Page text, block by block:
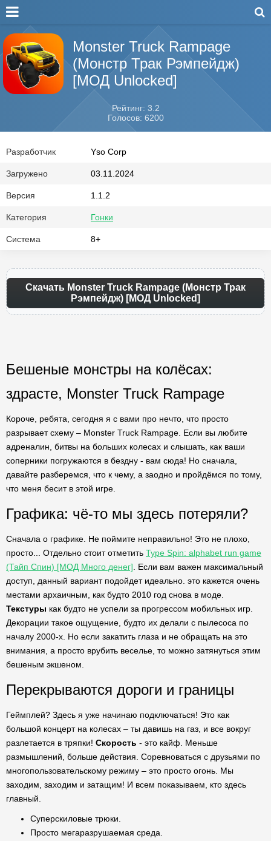
Monster Truck Rampage
(Монстр Трак Рэмпейдж)
[МОД Unlocked]
Рейтинг: 3.2
Голосов: 6200
Разработчик Yso Corp
Загружено 03.11.2024
Версия 1.1.2
Категория Гонки
Система 8+
Скачать Monster Truck Rampage (Монстр Трак
Рэмпейдж) [МОД Unlocked]
Бешеные монстры на колёсах:
здрасте, Monster Truck Rampage
Короче, ребята, сегодня я с вами про нечто, что просто
разрывает схему – Monster Truck Rampage. Если вы любите
адреналин, битвы на больших колесах и слышать, как ваши
соперники погружаются в бездну - вам сюда! Но сначала,
давайте разберемся, что к чему, а заодно и пройдёмся по тому,
что меня бесит в этой игре.
Графика: чё-то мы здесь потеряли?
Сначала о графике. Не поймите неправильно! Это не плохо,
просто... Отдельно стоит отметить Type Spin: alphabet run game
(Тайп Спин) [МОД Много денег] . Если вам важен максимальный
доступ, данный вариант подойдет идеально. это кажется очень
местами архаичным, как будто 2010 год снова в моде.
Текстуры как будто не успели за прогрессом мобильных игр.
Декорации такое ощущение, будто их делали с пылесоса по
началу 2000-х. Но если закатить глаза и не обращать на это
внимания, а просто врубить веселье, то можно затянуться этим
бешеным экшеном.
Перекрываются дороги и границы
Геймплей? Здесь я уже начинаю подключаться! Это как
большой концерт на колесах – ты давишь на газ, и все вокруг
разлетается в тряпки! Скорость - это кайф. Меньше
размышлений, больше действия. Соревноваться с друзьями по
многопользовательскому режиму – это просто огонь. Мы
заходим, заходим и затащим! И всем показываем, кто здесь
главный.
Суперскиловые трюки.
Просто мегаразрушаемая среда.